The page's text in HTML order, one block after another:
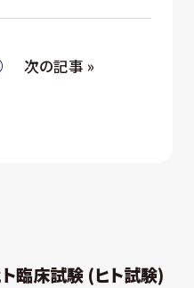
次の記事 »
ト臨床試験 (ヒト試験)